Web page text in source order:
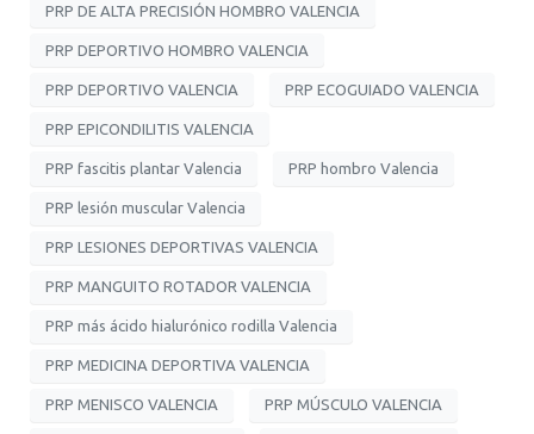
PRP DE ALTA PRECISIÓN HOMBRO VALENCIA
PRP DEPORTIVO HOMBRO VALENCIA
PRP DEPORTIVO VALENCIA PRP ECOGUIADO VALENCIA
PRP EPICONDILITIS VALENCIA
PRP fascitis plantar Valencia PRP hombro Valencia
PRP lesión muscular Valencia
PRP LESIONES DEPORTIVAS VALENCIA
PRP MANGUITO ROTADOR VALENCIA
PRP más ácido hialurónico rodilla Valencia
PRP MEDICINA DEPORTIVA VALENCIA
PRP MENISCO VALENCIA PRP MÚSCULO VALENCIA